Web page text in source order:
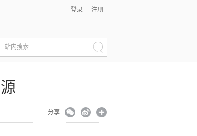
登录 注册
站内搜索
分享